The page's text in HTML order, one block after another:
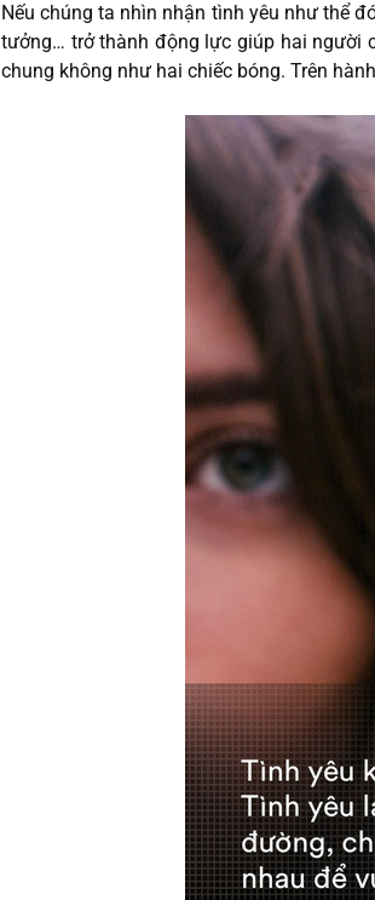
Nếu chúng ta nhìn nhận tình yêu như thể
tưởng… trở thành động lực giúp hai người
chung không như hai chiếc bóng. Trên